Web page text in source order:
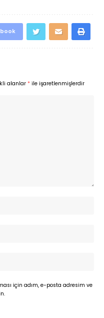
alanlar* ile işaretlenmişlerdir
için adım, e-posta adresim ve